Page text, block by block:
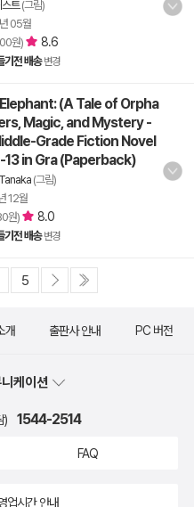
트(그림)
05월
원) 8.6
기전 배송 변경
(A Tale of Orpha
Magic, and Mystery -
Grade Fiction Novel
in Gra (Paperback)
(그림)
12월
원) 8.0
기전 배송 변경
5
개 출판사 안내 PC 버전
케이션
) 1544-2514
FAQ
업시간 안내